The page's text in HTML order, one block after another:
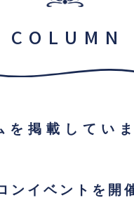
COLUMN
掲載してい
ンイベントを開